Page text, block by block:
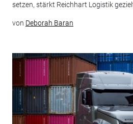
setzen, stärkt Reichhart Logistik
von Deborah Baran